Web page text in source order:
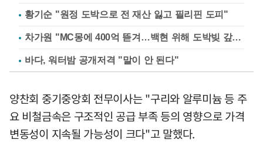
황기순 "원정 도박으로 전 재산 잃고 필리핀 도피"
차가원 "MC몽에 400억 뜯겨…백현 위해 도박빚 갚아줘"
바다, 워터밤 공개저격 "말이 안 된다"
양찬회 중기중앙회 전무이사는 "구리와 알루미늄 등 주
요 비철금속은 구조적인 공급 부족 등의 영향으로 가격
변동성이 지속될 가능성이 크다"고 말했다.